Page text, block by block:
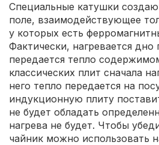
Специальные катушки
поле, взаимодействующее
у которых есть
Фактически, нагревается дно
передается тепло
классических плит сначала
него тепло передается на
индукционную плиту
не будет обладать
нагрева не будет. Чтобы
чайник можно использовать